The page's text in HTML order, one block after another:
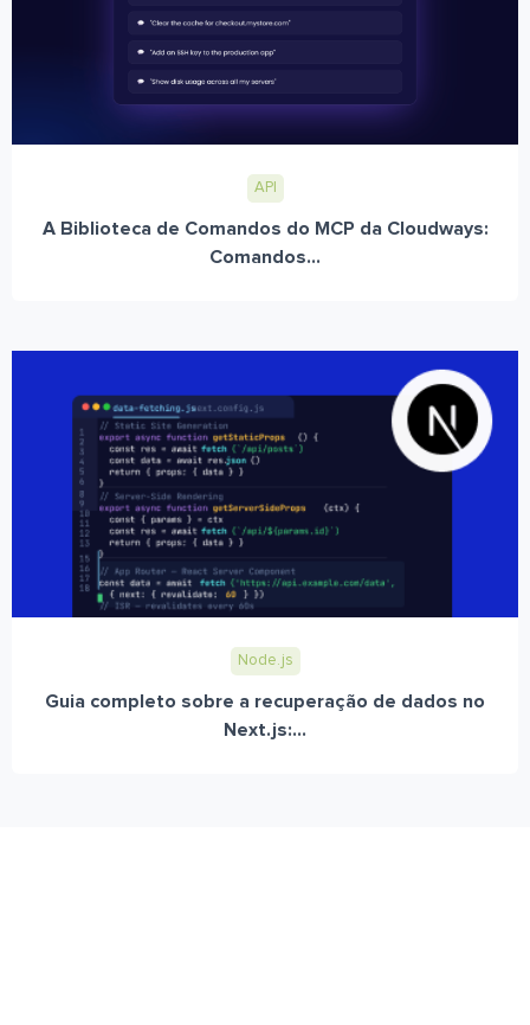
API
A Biblioteca de Comandos do MCP da Cloudways:
Comandos...
Node.js
Guia completo sobre a recuperação de dados no
Next.js:...